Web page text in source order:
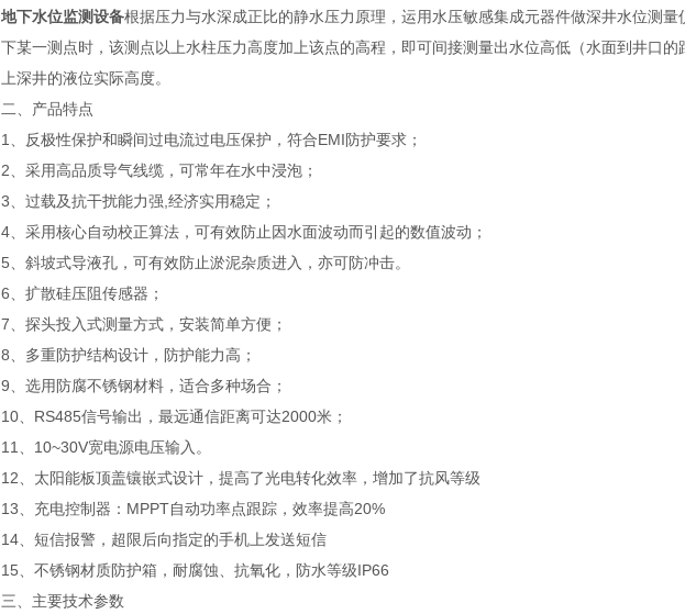
地下水位监测设备根据压力与水深成正比的静水压力原理，运用水压敏感集成元器件做深井水位测
下某一测点时，该测点以上水柱压力高度加上该点的高程，即可间接测量出水位高低（水面到井口
上深井的液位实际高度。
二、产品特点
1、反极性保护和瞬间过电流过电压保护，符合EMI防护要求；
2、采用高品质导气线缆，可常年在水中浸泡；
3、过载及抗干扰能力强,经济实用稳定；
4、采用核心自动校正算法，可有效防止因水面波动而引起的数值波动；
5、斜坡式导液孔，可有效防止淤泥杂质进入，亦可防冲击。
6、扩散硅压阻传感器；
7、探头投入式测量方式，安装简单方便；
8、多重防护结构设计，防护能力高；
9、选用防腐不锈钢材料，适合多种场合；
10、RS485信号输出，最远通信距离可达2000米；
11、10~30V宽电源电压输入。
12、太阳能板顶盖镶嵌式设计，提高了光电转化效率，增加了抗风等级
13、充电控制器：MPPT自动功率点跟踪，效率提高20%
14、短信报警，超限后向指定的手机上发送短信
15、不锈钢材质防护箱，耐腐蚀、抗氧化，防水等级IP66
三、主要技术参数